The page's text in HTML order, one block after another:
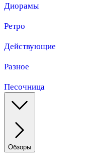
Диорамы
Ретро
Действующие
Разное
Песочница
Обзоры